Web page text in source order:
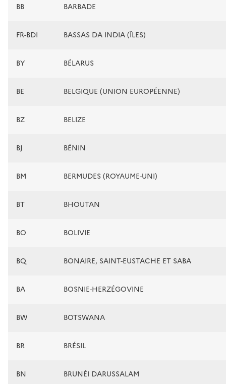
BB BARBADE
FR-BDI BASSAS DA INDIA (ÎLES)
BY BÉLARUS
BE BELGIQUE (UNION EUROPÉENNE)
BZ BELIZE
BJ BÉNIN
BM BERMUDES (ROYAUME-UNI)
BT BHOUTAN
BO BOLIVIE
BQ BONAIRE, SAINT-EUSTACHE ET SABA
BA BOSNIE-HERZÉGOVINE
BW BOTSWANA
BR BRÉSIL
BN BRUNÉI DARUSSALAM